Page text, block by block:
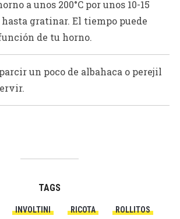
a unos 200°C por unos 10-15
gratinar. El tiempo puede
de tu horno.
un poco de albahaca o perejil
TAGS
INVOLTINI RICOTA ROLLITOS